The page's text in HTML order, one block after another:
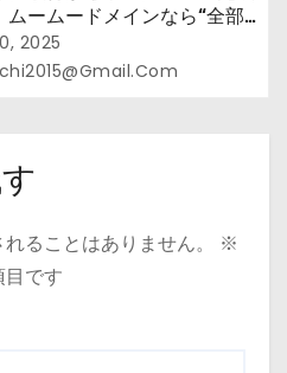
ムームードメインなら“全部
”安心スタート
2025
ることはありません。
※
です